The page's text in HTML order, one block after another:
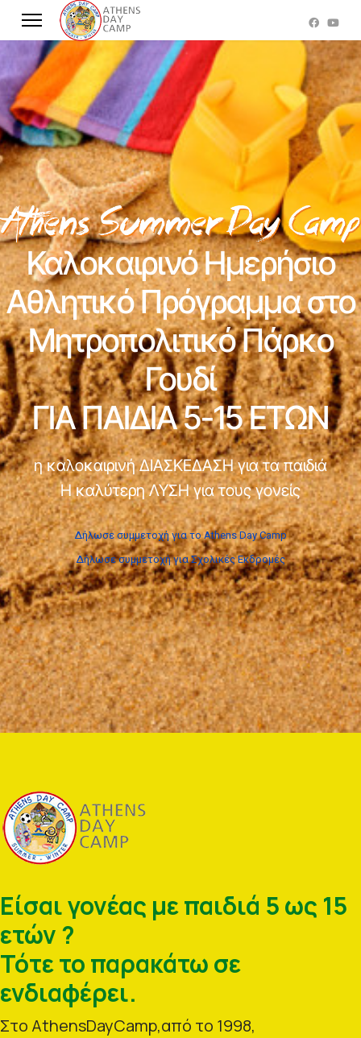
Καλοκαιρινό Ημερήσιο
Αθλητικό Πρόγραμμα στο
Μητροπολιτικό Πάρκο
Γουδί
ΓΙΑ ΠΑΙΔΙΑ 5-15 ΕΤΩΝ
η καλοκαιρινή ΔΙΑΣΚΕΔΑΣΗ για τα παιδιά
Η καλύτερη ΛΥΣΗ για τους γονείς
Δήλωσε συμμετοχή για το Athens Day Camp
Δήλωσε συμμετοχή για Σχολικές Εκδρομές
Είσαι γονέας με παιδιά 5 ως 15
ετών ?
Τότε το παρακάτω σε
ενδιαφέρει.
Στο AthensDayCamp,από το 1998,